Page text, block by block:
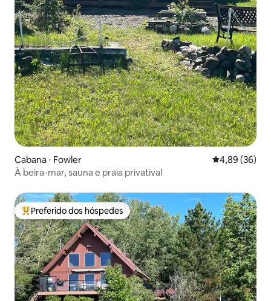
Cabana ⋅ Fowler 4,89 de uma
4,89 (36)
À beira-mar, sauna e praia privativa!
Entre os melhores preferidos dos hóspedes
Preferido dos hóspedes